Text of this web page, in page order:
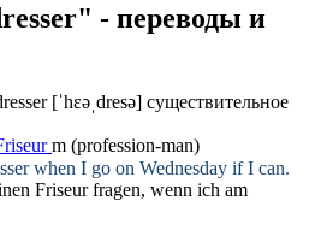
- переводы и
[ˈhɛəˌdresə] существительное
m (profession-man)
when I go on Wednesday if I can.
Friseurfragen, wenn ich am